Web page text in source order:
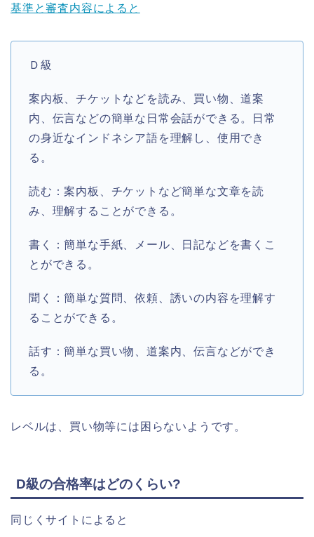
基準と審査内容によると
Ｄ級
案内板、チケットなどを読み、買い物、道案
内、伝言などの簡単な日常会話ができる。日常
の身近なインドネシア語を理解し、使用でき
る。
読む：案内板、チケットなど簡単な文章を読
み、理解することができる。
書く：簡単な手紙、メール、日記などを書くこ
とができる。
聞く：簡単な質問、依頼、誘いの内容を理解す
ることができる。
話す：簡単な買い物、道案内、伝言などができ
る。
レベルは、買い物等には困らないようです。
D級の合格率はどのくらい?
同じくサイトによると